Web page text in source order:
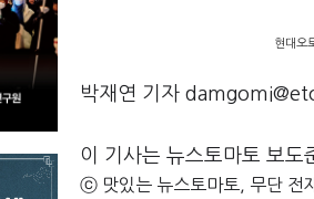
현대오
박재연 기자
이 기사는 뉴스토마토 보도
ⓒ 맛있는 뉴스토마토, 무단 전